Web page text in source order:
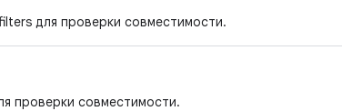
для проверки совместимости.
проверки совместимости.